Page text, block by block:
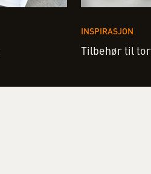
INSPIRASJON
Tilbehør til